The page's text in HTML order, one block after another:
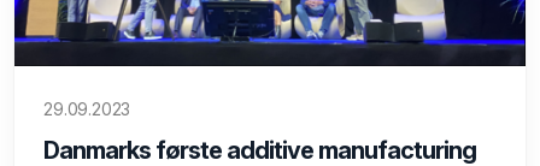
29.09.2023
Danmarks første additive manufacturing